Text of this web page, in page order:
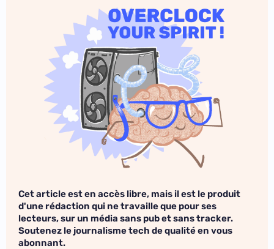
Cet article est en accès libre, mais il est le produit
d'une rédaction qui ne travaille que pour ses
lecteurs, sur un média sans pub et sans tracker.
Soutenez le journalisme tech de qualité en vous
abonnant.